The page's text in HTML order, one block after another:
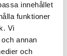
innehållet
funktioner
Vi
annan
och